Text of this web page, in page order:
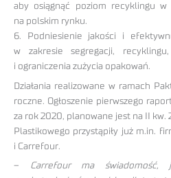
aby osiągnąć poziom recyklingu
na polskim rynku.
6. Podniesienie jakości i
w zakresie segregacji,
i ograniczenia zużycia opakowań.
Działania realizowane w ramach
roczne. Ogłoszenie pierwszego
za rok 2020, planowane jest na II kw.
Plastikowego przystąpiły już m.in.
i Carrefour.
–
Carrefour ma